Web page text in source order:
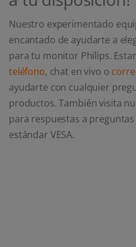
Nuestro experimentado
encantado de ayudarte a
para tu monitor Philips.
teléfono, chat en vivo o
ayudarte con cualquier
productos. También visita
para respuestas a
estándar VESA.